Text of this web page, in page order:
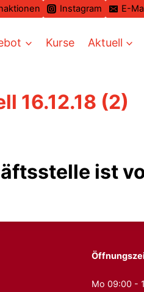
Instagram E-
Kurse Aktuell
16.12.18 (2)
ist
Mo 09:00 -